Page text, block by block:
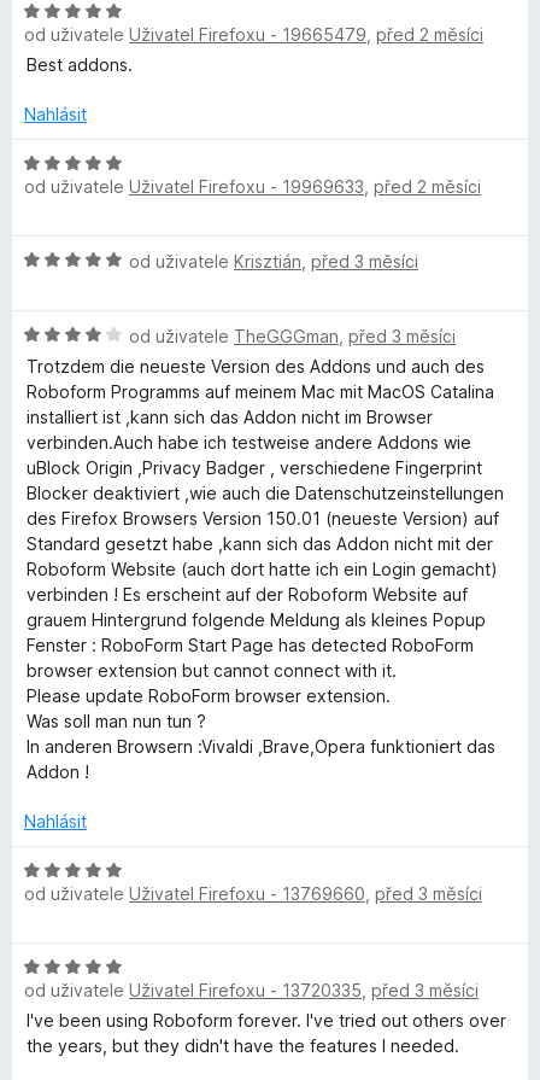
r
d
M
a
n
a
g
e
r
5
n
í
:
z
o
c
e
í
5
z
H
o
d
o
e
n
5
od uživatele Uživatel Firefoxu - 19665479 před 2 měsíci
Best addons.
Nahlásit
H
o
o
n
:
5
z
5
od uživatele Uživatel Firefoxu - 19969633 před 2 měsíci
H
n
o
c
e
n
:
5
z
5
od uživatele Krisztián před 3 měsíci
H
o
d
n
o
c
e
n
:
4
z
5
od uživatele TheGGGman před 3 měsíci
Trotzdem die neueste Version des Addons und auch des
Roboform Programms auf meinem Mac mit MacOS Catalina
installiert ist ,kann sich das Addon nicht im Browser
verbinden.Auch habe ich testweise andere Addons wie
uBlock Origin ,Privacy Badger , verschiedene Fingerprint
Blocker deaktiviert ,wie auch die Datenschutzeinstellungen
des Firefox Browsers Version 150.01 (neueste Version) auf
Standard gesetzt habe ,kann sich das Addon nicht mit der
Roboform Website (auch dort hatte ich ein Login gemacht)
verbinden ! Es erscheint auf der Roboform Website auf
grauem Hintergrund folgende Meldung als kleines Popup
Fenster : RoboForm Start Page has detected RoboForm
browser extension but cannot connect with it.
Please update RoboForm browser extension.
Was soll man nun tun ?
In anderen Browsern :Vivaldi ,Brave,Opera funktioniert das
Addon !
Nahlásit
H
o
o
c
e
n
od uživatele Uživatel Firefoxu - 13769660 před 3 měsíci
H
o
d
n
od uživatele Uživatel Firefoxu - 13720335 před 3 měsíci
I've been using Roboform forever. I've tried out others over
the years, but they didn't have the features I needed.